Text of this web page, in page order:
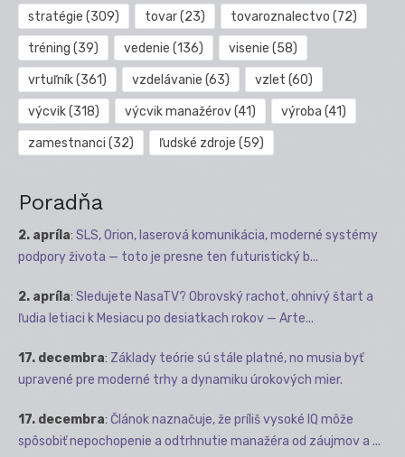
stratégie (309) tovar(23) tovaroznalectvo (72)
tréning (39) vedenie (136) visenie (58)
vrtuľník(361) vzdelávanie (63) vzlet (60)
výcvik(318) výcvik manažérov(41) výroba (41)
zamestnanci (32) ľudské zdroje (59)
Poradňa
2. apríla: SLS, Orion, laserová komunikácia, moderné systémy
podpory života — toto je presne ten futuristický b...
2. apríla: Sledujete NasaTV? Obrovský rachot, ohnivý štart a
ľudia letiaci k Mesiacu po desiatkach rokov — Arte...
17. decembra: Základy teórie sú stále platné, no musia byť
upravené pre moderné trhy a dynamiku úrokových mier.
17. decembra: Článok naznačuje, že príliš vysoké IQ môže
spôsobiť nepochopenie a odtrhnutie manažéra od záujmov a ...